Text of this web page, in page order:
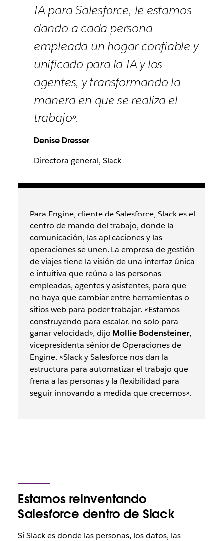
IA para Salesforce, le estamos
dando a cada persona
empleada un hogar confiable y
unificado para la IA y los
agentes, y transformando la
manera en que se realiza el
trabajo».
Denise Dresser
Directora general, Slack
Para Engine, cliente de Salesforce, Slack es el
centro de mando del trabajo, donde la
comunicación, las aplicaciones y las
operaciones se unen. La empresa de gestión
de viajes tiene la visión de una interfaz única
e intuitiva que reúna a las personas
empleadas, agentes y asistentes, para que
no haya que cambiar entre herramientas o
sitios web para poder trabajar. «Estamos
construyendo para escalar, no solo para
ganar velocidad», dijo Mollie Bodensteiner,
vicepresidenta sénior de Operaciones de
Engine. «Slack y Salesforce nos dan la
estructura para automatizar el trabajo que
frena a las personas y la flexibilidad para
seguir innovando a medida que crecemos».
Estamos reinventando
Salesforce dentro de Slack
Si Slack es donde las personas, los datos, las